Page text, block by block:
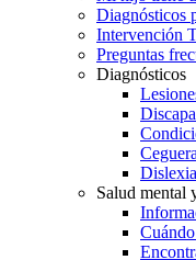
Diagnósticos
Intervención
Preguntas
Diagnósticos
Salud mental